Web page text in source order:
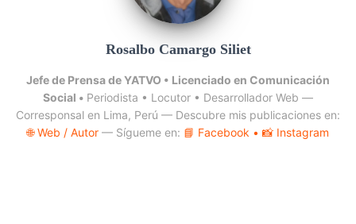
Rosalbo Camargo Siliet
Jefe de Prensa de YATVO • Licenciado en Comunicación
Social • Periodista • Locutor • Desarrollador Web —
Corresponsal en Lima, Perú — Descubre mis publicaciones en:
🌐 Web / Autor — Sígueme en: 📘 Facebook • 📸 Instagram